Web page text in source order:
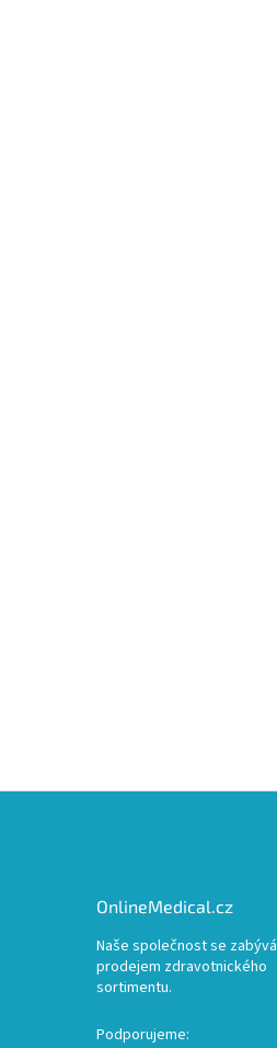
OnlineMedical.cz
Naše společnost se zabývá
prodejem zdravotnického
sortimentu.
Podporujeme: